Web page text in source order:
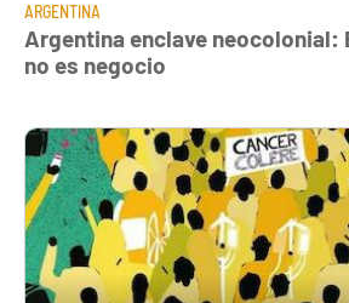
ARGENTINA
Argentina enclave neocolonial:
no es negocio